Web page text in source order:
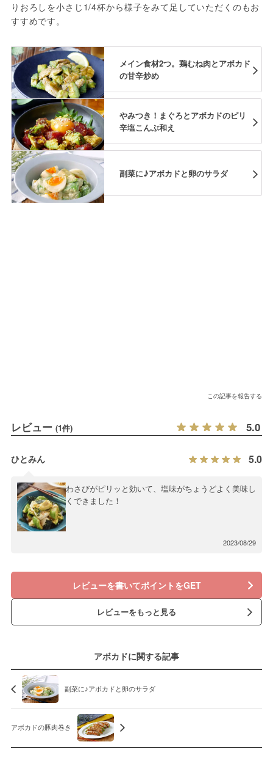
りおろしを小さじ1/4杯から様子をみて足していただくのもお
すすめです。
メイン食材2つ。鶏むね肉とアボカド
の甘辛炒め
やみつき！まぐろとアボカドのピリ
辛塩こんぶ和え
副菜に♪アボカドと卵のサラダ
この記事を報告する
レビュー (1件) 5.0
ひとみん 5.0
わさびがピリッと効いて、塩味がちょうどよく美味し
くできました！
2023/08/29
レビューを書いてポイントをGET
レビューをもっと見る
アボカドに関する記事
副菜に♪アボカドと卵のサラダ
アボカドの豚肉巻き